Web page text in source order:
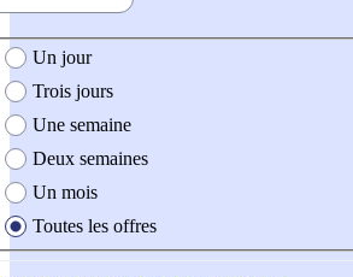
création de l'offre
Un jour
Trois jours
Une semaine
Deux semaines
Un mois
Toutes les offres